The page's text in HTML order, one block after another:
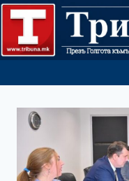
Skip
content